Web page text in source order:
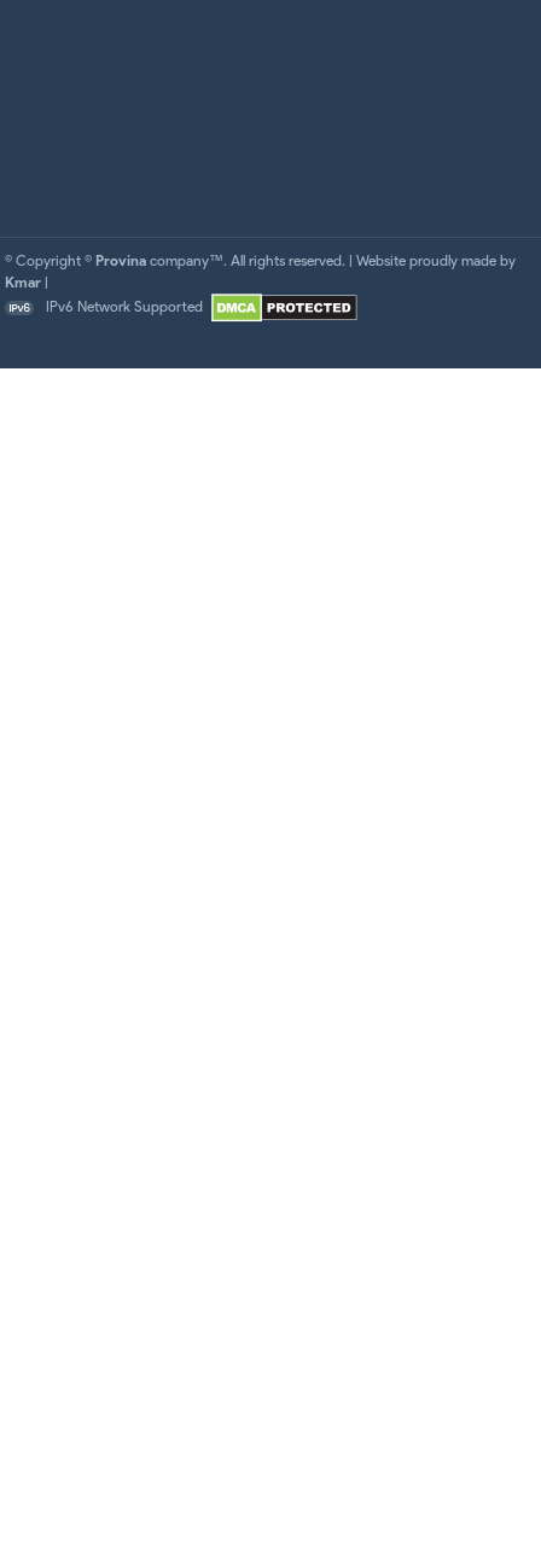
© Copyright © Provina company™. All rights reserved. | Website proudly made by
Kmar |
IPv6 Network Supported